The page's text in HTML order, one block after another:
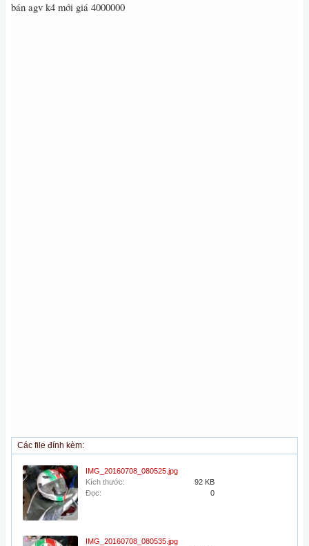
bán agv k4 mới giá 4000000
Các file đính kèm:
IMG_20160708_080525.jpg
Kích thước:
92 KB
Đọc:
0
IMG_20160708_080535.jpg